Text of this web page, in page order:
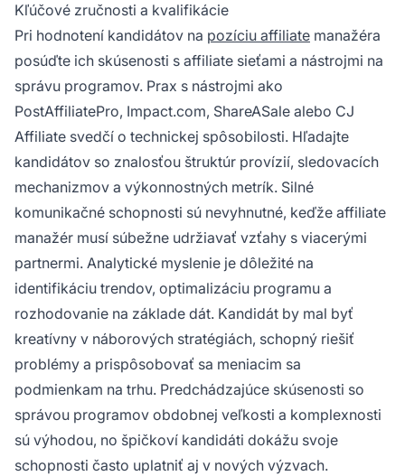
Kľúčové zručnosti a kvalifikácie
Pri hodnotení kandidátov na pozíciu affiliate manažéra
posúďte ich skúsenosti s affiliate sieťami a nástrojmi na
správu programov. Prax s nástrojmi ako
PostAffiliatePro, Impact.com, ShareASale alebo CJ
Affiliate svedčí o technickej spôsobilosti. Hľadajte
kandidátov so znalosťou štruktúr provízií, sledovacích
mechanizmov a výkonnostných metrík. Silné
komunikačné schopnosti sú nevyhnutné, keďže affiliate
manažér musí súbežne udržiavať vzťahy s viacerými
partnermi. Analytické myslenie je dôležité na
identifikáciu trendov, optimalizáciu programu a
rozhodovanie na základe dát. Kandidát by mal byť
kreatívny v náborových stratégiách, schopný riešiť
problémy a prispôsobovať sa meniacim sa
podmienkam na trhu. Predchádzajúce skúsenosti so
správou programov obdobnej veľkosti a komplexnosti
sú výhodou, no špičkoví kandidáti dokážu svoje
schopnosti často uplatniť aj v nových výzvach.